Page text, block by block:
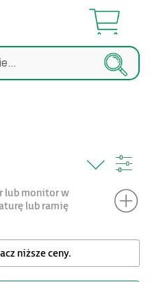
lub monitor w
lub ramię
niższe ceny.